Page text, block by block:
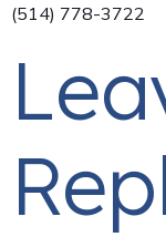
(514) 778-3722